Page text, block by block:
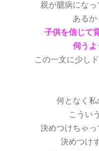
親が臆病にな
ある
子供を信じて
伺うよ
この一文に少し
何となく
こうい
決めつけちゃ
決めつけ